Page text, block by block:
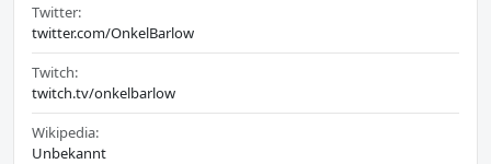
Twitter:
twitter.com/OnkelBarlow
Twitch:
twitch.tv/onkelbarlow
Wikipedia:
Unbekannt